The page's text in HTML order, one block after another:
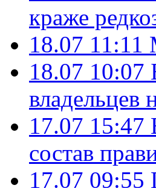
краже
18.07 11:11
18.07 10:07
владельцев
17.07 15:47
состав
17.07 09:55